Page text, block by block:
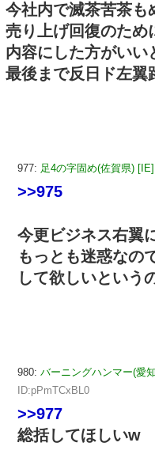
今社内で滅茶苦茶も
売り上げ回復のため
内容にした方がいい
最後まで反日ド左翼
977: 足4の字固め(佐賀県) [IE]
>>975
今更ビジネス右翼
もっとも迷惑なの
して欲しいという
980: バーニングハンマー(愛
ID:pPmTCxBL0
>>977
総括してほしいw